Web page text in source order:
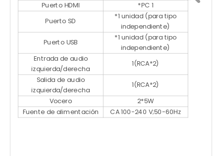
Puerto HDMI
*PC 1
Puerto SD
*1 unidad (para tipo
independiente)
Puerto USB
*1 unidad (para tipo
independiente)
Entrada de audio
izquierda/derecha
1(RCA*2)
Salida de audio
izquierda/derecha
1(RCA*2)
Vocero
2*5W
Fuente de alimentación CA 100-240 V;50-60Hz